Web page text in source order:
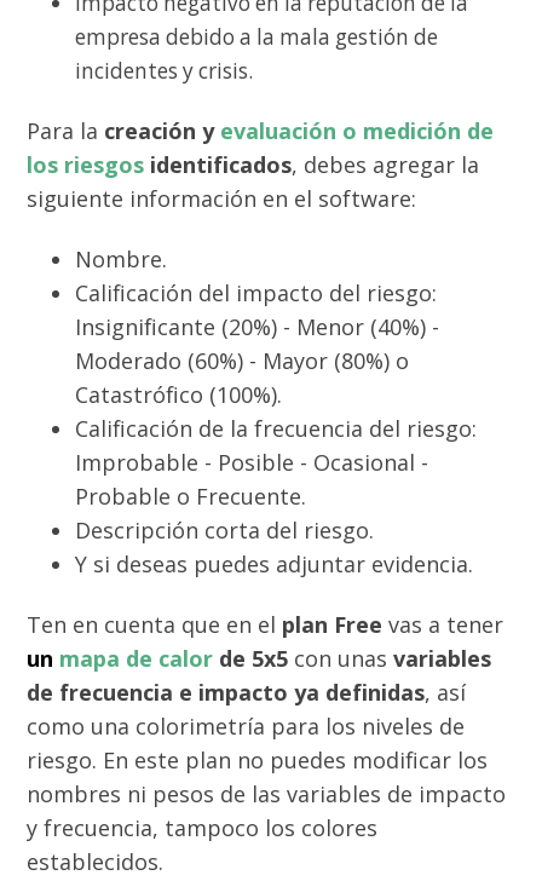
empresa debido a la mala gestión de
incidentes y crisis.
Para la creación y evaluación o medición de
los riesgos identificados, debes agregar la
siguiente información en el software:
Nombre.
Calificación del impacto del riesgo:
Insignificante (20%) - Menor (40%) -
Moderado (60%) - Mayor (80%) o
Catastrófico (100%).
Calificación de la frecuencia del riesgo:
Improbable - Posible - Ocasional -
Probable o Frecuente.
Descripción corta del riesgo.
Y si deseas puedes adjuntar evidencia.
Ten en cuenta que en el plan Free vas a tener
un mapa de calor de 5x5 con unas variables
de frecuencia e impacto ya definidas, así
como una colorimetría para los niveles de
riesgo. En este plan no puedes modificar los
nombres ni pesos de las variables de impacto
y frecuencia, tampoco los colores
establecidos.